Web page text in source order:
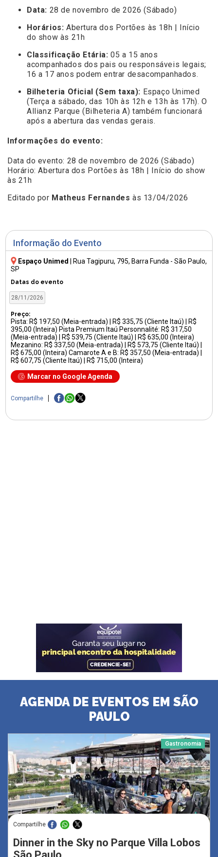
Informação do Evento
Espaço Unimed Rua Tagipuru, 795, Barra Funda - São Paulo,
SP
Datas do evento
28/11/2026
Preço:
Pista: R$ 197,50 (Meia-entrada) | R$ 335,75 (Cliente Itaú) | R$
395,00 (Inteira) Pista Premium Itaú Personnalité: R$ 317,50
(Meia-entrada) | R$ 539,75 (Cliente Itaú) | R$ 635,00 (Inteira)
Mezanino: R$ 337,50 (Meia-entrada) | R$ 573,75 (Cliente Itaú) |
R$ 675,00 (Inteira) Camarote A e B: R$ 357,50 (Meia-entrada) |
R$ 607,75 (Cliente Itaú) | R$ 715,00 (Inteira)
Marcar no Google Agenda
Compartilhe
Data: 28 de novembro de 2026 (Sábado)
Horários: Abertura dos Portões às 18h | Início
do show às 21h
Classificação Etária: 05 a 15 anos
acompanhados dos pais ou responsáveis legais;
16 a 17 anos podem entrar desacompanhados.
Bilheteria Oficial (Sem taxa): Espaço Unimed
(Terça a sábado, das 10h às 12h e 13h às 17h). O
Allianz Parque (Bilheteria A) também funcionará
após a abertura das vendas gerais.
Informações do evento:
Data do evento: 28 de novembro de 2026 (Sábado)
Horário: Abertura dos Portões às 18h | Início do show
às 21h
Editado por Matheus Fernandes às 13/04/2026
AGENDA DE EVENTOS EM SÃO
PAULO
Gastronomia
Compartilhe
Dinner in the Sky no Parque Villa Lobos